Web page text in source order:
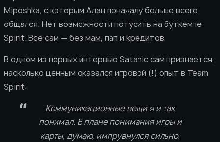
Miposhka, с которым Алан поначалу больше всего
общался. Нет возможности потусить на буткемпе
Spirit. Все сам — без мам, пап и кредитов.
В одном из первых интервью Satanic сам признается,
насколько ценным оказался игровой (!) опыт в Team
Spirit:
Коммуникационные вещи я и так
понимал. В плане понимания игры и
карты, думаю, импрувнулся сильно.